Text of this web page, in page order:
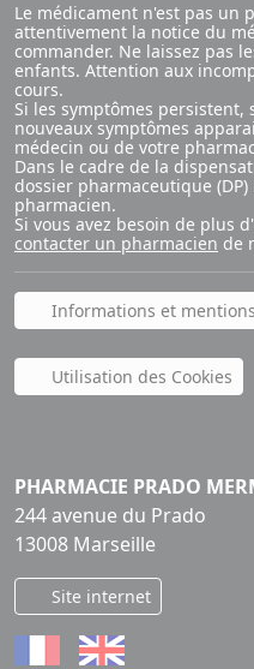
Le médicament n'est pas un
attentivement la notice du
commander. Ne laissez pas
enfants. Attention aux
cours.
Si les symptômes persistent,
nouveaux symptômes
médecin ou de votre
Dans le cadre de la
dossier pharmaceutique
pharmacien.
Si vous avez besoin de plus
contacter un pharmacien de
Informations et
Utilisation des Cookies
PHARMACIE PRADO
244 avenue du Prado
13008 Marseille
Site internet